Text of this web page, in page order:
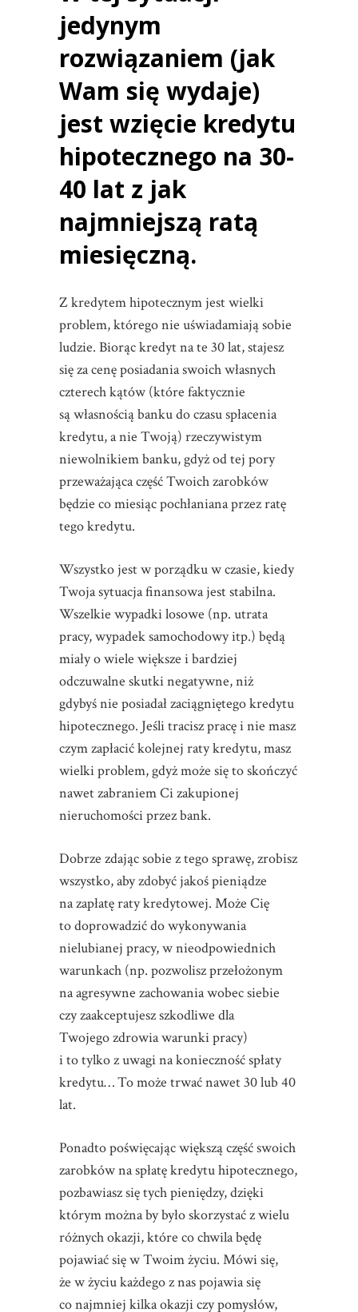
jedynym
rozwiązaniem (jak
Wam się wydaje)
jest wzięcie kredytu
hipotecznego na 30-
40 lat z jak
najmniejszą ratą
miesięczną.
Z kredytem hipotecznym jest wielki
problem, którego nie uświadamiają sobie
ludzie. Biorąc kredyt na te 30 lat, stajesz
się za cenę posiadania swoich własnych
czterech kątów (które faktycznie
są własnością banku do czasu spłacenia
kredytu, a nie Twoją) rzeczywistym
niewolnikiem banku, gdyż od tej pory
przeważająca część Twoich zarobków
będzie co miesiąc pochłaniana przez ratę
tego kredytu.
Wszystko jest w porządku w czasie, kiedy
Twoja sytuacja finansowa jest stabilna.
Wszelkie wypadki losowe (np. utrata
pracy, wypadek samochodowy itp.) będą
miały o wiele większe i bardziej
odczuwalne skutki negatywne, niż
gdybyś nie posiadał zaciągniętego kredytu
hipotecznego. Jeśli tracisz pracę i nie masz
czym zapłacić kolejnej raty kredytu, masz
wielki problem, gdyż może się to skończyć
nawet zabraniem Ci zakupionej
nieruchomości przez bank.
Dobrze zdając sobie z tego sprawę, zrobisz
wszystko, aby zdobyć jakoś pieniądze
na zapłatę raty kredytowej. Może Cię
to doprowadzić do wykonywania
nielubianej pracy, w nieodpowiednich
warunkach (np. pozwolisz przełożonym
na agresywne zachowania wobec siebie
czy zaakceptujesz szkodliwe dla
Twojego zdrowia warunki pracy)
i to tylko z uwagi na konieczność spłaty
kredytu… To może trwać nawet 30 lub 40
lat.
Ponadto poświęcając większą część swoich
zarobków na spłatę kredytu hipotecznego,
pozbawiasz się tych pieniędzy, dzięki
którym można by było skorzystać z wielu
różnych okazji, które co chwila będę
pojawiać się w Twoim życiu. Mówi się,
że w życiu każdego z nas pojawia się
co najmniej kilka okazji czy pomysłów,